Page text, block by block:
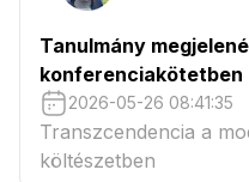
Tanulmány
konferenciakötetben
2026-05-26 08:41:35
Transzcendencia a
költészetben